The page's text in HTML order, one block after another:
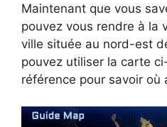
Maintenant que vous
pouvez vous rendre à la
ville située au nord-est
pouvez utiliser la carte
référence pour savoir où